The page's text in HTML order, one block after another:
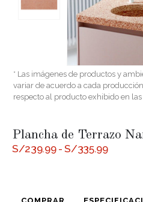
* Las imágenes de productos y
variar de acuerdo a cada
respecto al producto exhibido en las
Plancha de Terrazo
S/239.99 - S/335.99Rango
hasta